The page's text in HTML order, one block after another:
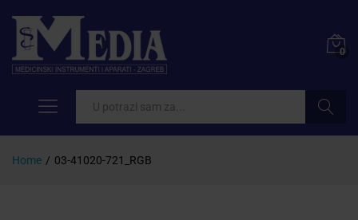
0
Home / 03-41020-721_RGB